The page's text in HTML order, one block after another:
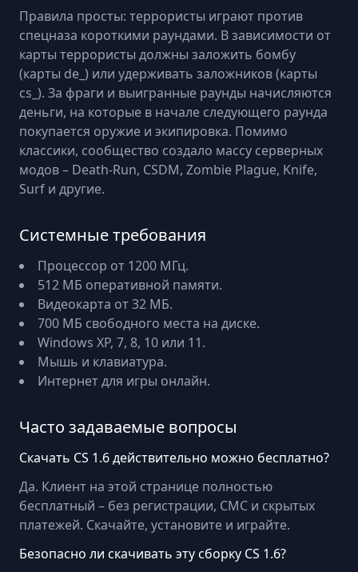
Правила просты: террористы играют против
спецназа короткими раундами. В зависимости от
карты террористы должны заложить бомбу
(карты de_) или удерживать заложников (карты
cs_). За фраги и выигранные раунды начисляются
деньги, на которые в начале следующего раунда
покупается оружие и экипировка. Помимо
классики, сообщество создало массу серверных
модов – Death-Run, CSDM, Zombie Plague, Knife,
Surf и другие.
Системные требования
Процессор от 1200 МГц.
512 МБ оперативной памяти.
Видеокарта от 32 МБ.
700 МБ свободного места на диске.
Windows XP, 7, 8, 10 или 11.
Мышь и клавиатура.
Интернет для игры онлайн.
Часто задаваемые вопросы
Скачать CS 1.6 действительно можно бесплатно?
Да. Клиент на этой странице полностью
бесплатный – без регистрации, СМС и скрытых
платежей. Скачайте, установите и играйте.
Безопасно ли скачивать эту сборку CS 1.6?